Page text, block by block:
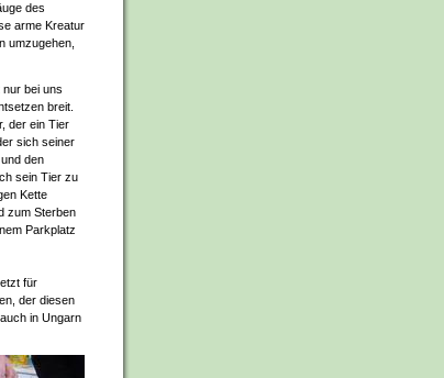
des
arme Kreatur
umzugehen,
bei uns
breit.
der ein Tier
sich seiner
den
sein Tier zu
Kette
zum Sterben
Parkplatz
für
der diesen
in Ungarn